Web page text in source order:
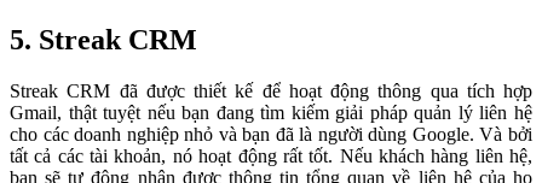
5. Streak CRM
Streak CRM đã được thiết kế để hoạt động thông qua tích hợp
Gmail, thật tuyệt nếu bạn đang tìm kiếm giải pháp quản lý liên hệ
cho các doanh nghiệp nhỏ và bạn đã là người dùng Google. Và bởi
tất cả các tài khoản, nó hoạt động rất tốt. Nếu khách hàng liên hệ,
bạn sẽ tự động nhận được thông tin tổng quan về liên hệ của họ